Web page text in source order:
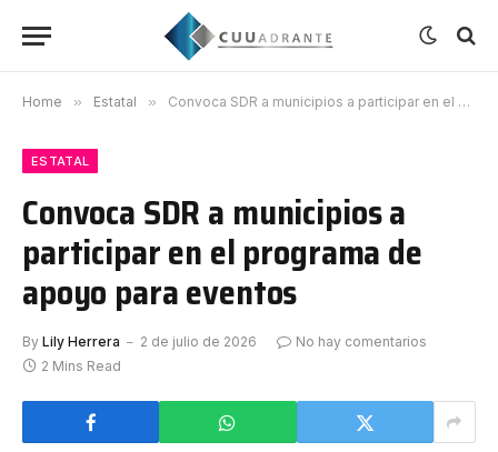
Home » Estatal » Convoca SDR a municipios a participar en el programa de apoyo para eventos
ESTATAL
Convoca SDR a municipios a
participar en el programa de
apoyo para eventos
By Lily Herrera 2 de julio de 2026
No hay comentarios
2 Mins Read